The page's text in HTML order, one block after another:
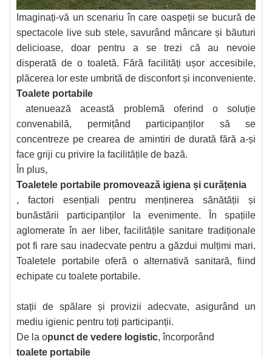
Imaginați-vă un scenariu în care oaspeții se bucură de
spectacole live sub stele, savurând mâncare și băuturi
delicioase, doar pentru a se trezi că au nevoie
disperată de o toaletă. Fără facilități ușor accesibile,
plăcerea lor este umbrită de disconfort și inconveniente.
Toalete portabile
atenuează această problemă oferind o soluție
convenabilă, permițând participanților să se
concentreze pe crearea de amintiri de durată fără a-și
face griji cu privire la facilitățile de bază.
În plus,
Toaletele portabile promovează igiena și curățenia
, factori esențiali pentru menținerea sănătății și
bunăstării participanților la evenimente. În spațiile
aglomerate în aer liber, facilitățile sanitare tradiționale
pot fi rare sau inadecvate pentru a găzdui mulțimi mari.
Toaletele portabile oferă o alternativă sanitară, fiind
echipate cu toalete portabile.
stații de spălare și provizii adecvate, asigurând un
mediu igienic pentru toți participanții.
De la opunct de vedere logistic, încorporând
toalete portabile